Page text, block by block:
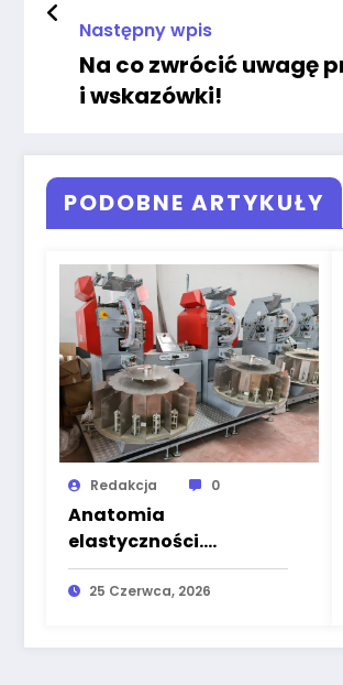
Następny wpis
Na co zwrócić uwagę
i wskazówki!
PODOBNE ARTYKUŁY
Redakcja 0
Anatomia
elastyczności.
Dlaczego
standardowe linie
w przeszłość na rzecz
25 Czerwca, 2026